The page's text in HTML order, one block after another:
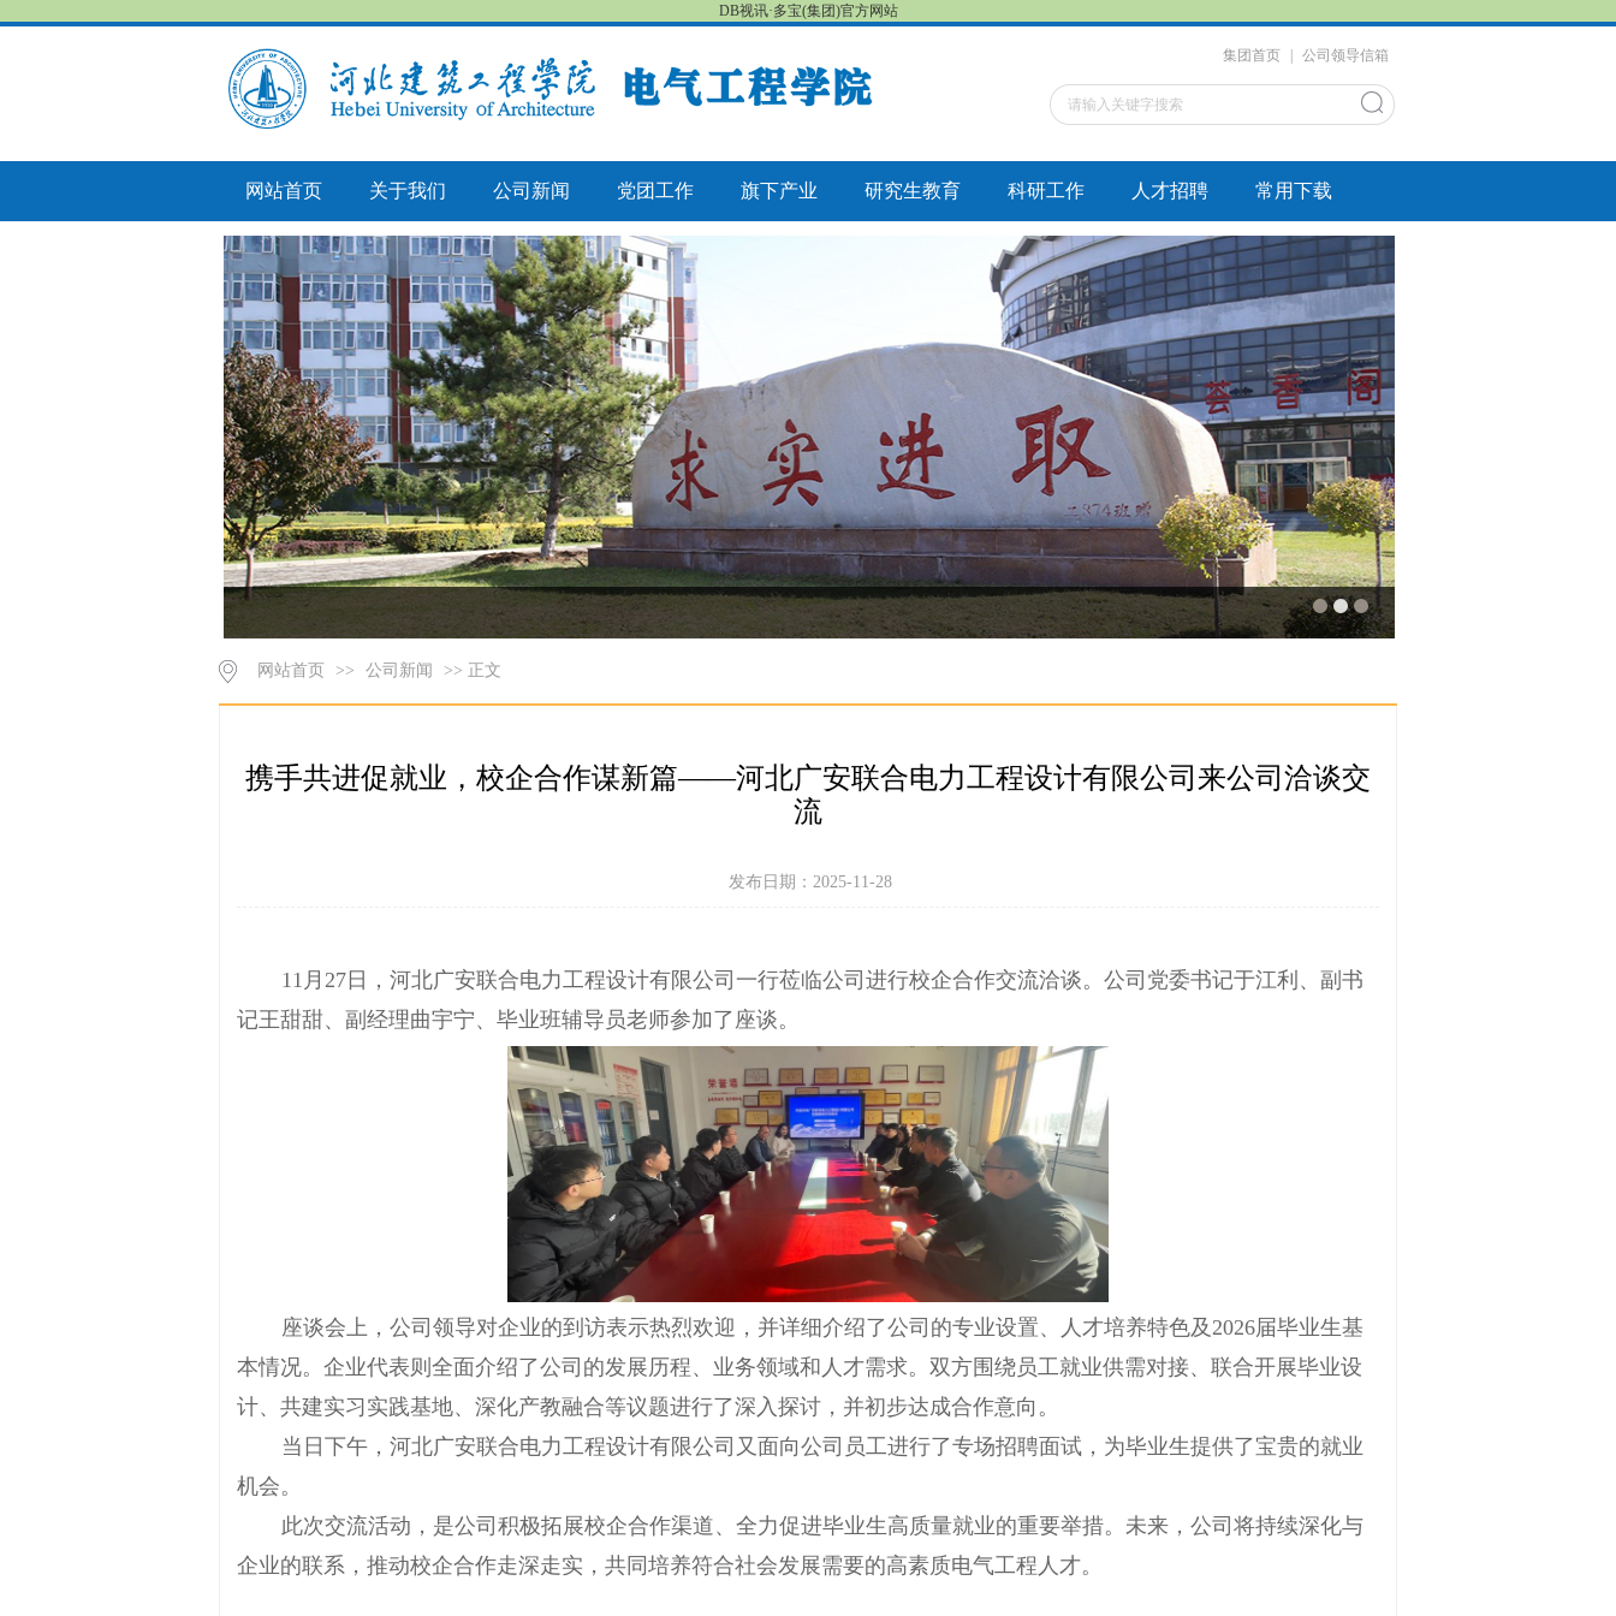
DB视讯·多宝(集团)官方网站
集团首页 公司领导信箱
网站首页 关于我们 公司新闻 党团工作 旗下产业 研究生教育 科研工作 人才招聘 常用下载
网站首页 >> 公司新闻 >> 正文
携手共进促就业，校企合作谋新篇——河北广安联合电力工程设计有限公司来公司洽谈交
流
发布日期：2025-11-28
11月27日，河北广安联合电力工程设计有限公司一行莅临公司进行校企合作交流洽谈。公司党委书记于江利、副书
记王甜甜、副经理曲宇宁、毕业班辅导员老师参加了座谈。
座谈会上，公司领导对企业的到访表示热烈欢迎，并详细介绍了公司的专业设置、人才培养特色及2026届毕业生基
本情况。企业代表则全面介绍了公司的发展历程、业务领域和人才需求。双方围绕员工就业供需对接、联合开展毕业设
计、共建实习实践基地、深化产教融合等议题进行了深入探讨，并初步达成合作意向。
当日下午，河北广安联合电力工程设计有限公司又面向公司员工进行了专场招聘面试，为毕业生提供了宝贵的就业
机会。
此次交流活动，是公司积极拓展校企合作渠道、全力促进毕业生高质量就业的重要举措。未来，公司将持续深化与
企业的联系，推动校企合作走深走实，共同培养符合社会发展需要的高素质电气工程人才。